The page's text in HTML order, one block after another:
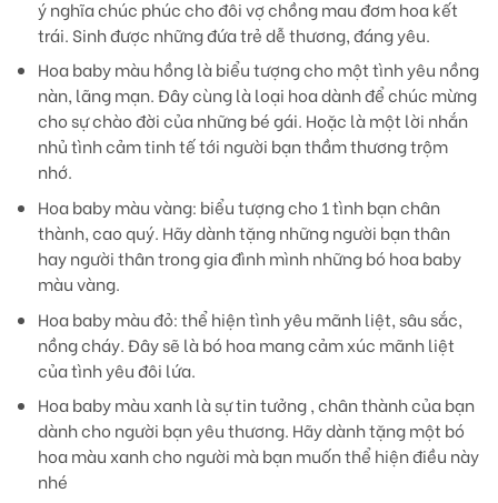
ý nghĩa chúc phúc cho đôi vợ chồng mau đơm hoa kết
trái. Sinh được những đứa trẻ dễ thương, đáng yêu.
Hoa baby màu hồnglà biểu tượng cho một tình yêu nồng
nàn, lãng mạn. Đây cùng là loại hoa dành để chúc mừng
cho sự chào đời của những bé gái. Hoặc là một lời nhắn
nhủ tình cảm tinh tế tới người bạn thầm thương trộm
nhớ.
Hoa baby màu vàng: biểu tượng cho 1 tình bạn chân
thành, cao quý. Hãy dành tặng những người bạn thân
hay người thân trong gia đình mình những bó hoa baby
màu vàng.
Hoa baby màu đỏ:thể hiện tình yêu mãnh liệt, sâu sắc,
nồng cháy. Đây sẽ là bó hoa mang cảm xúc mãnh liệt
của tình yêu đôi lứa.
Hoa baby màu xanhlà sự tin tưởng , chân thành của bạn
dành cho người bạn yêu thương. Hãy dành tặng một bó
hoa màu xanh cho người mà bạn muốn thể hiện điều này
nhé